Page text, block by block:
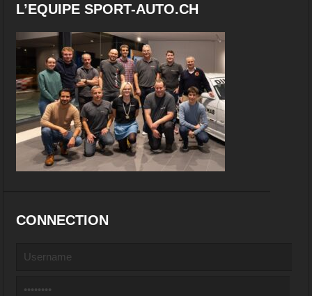
L’EQUIPE SPORT-AUTO.CH
CONNECTION